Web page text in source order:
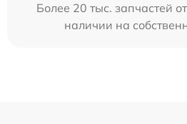
Более 20 тыс. запчастей
наличии на